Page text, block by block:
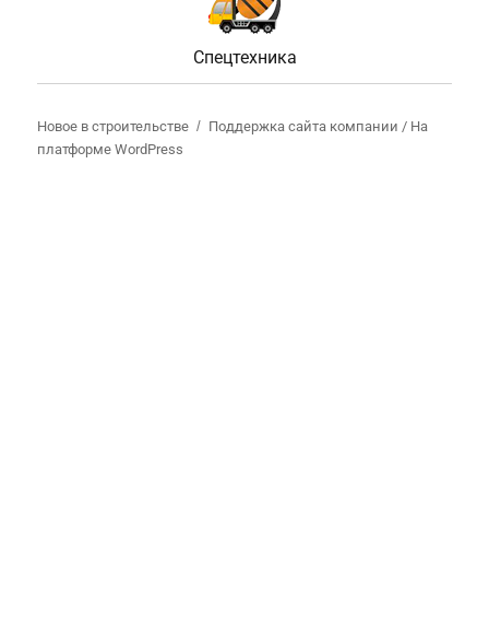
Спецтехника
Новое в строительстве Поддержка сайта компании / На
платформе WordPress